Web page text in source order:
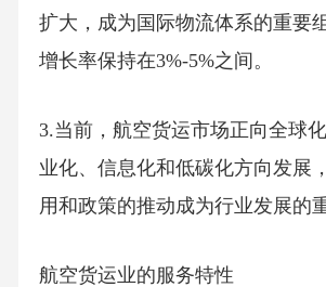
扩大，成为国际物流体系的重要
增长率保持在3%-5%之间。
3.当前，航空货运市场正向全球
业化、信息化和低碳化方向发展
用和政策的推动成为行业发展的
航空货运业的服务特性